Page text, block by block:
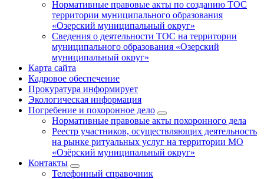
Нормативные правовые акты по созданию ТОС
территории муниципального образования
«Озерский муниципальный округ»
Сведения о деятельности ТОС на территории
муниципального образования «Озерский
муниципальный округ»
Карта сайта
Кадровое обеспечение
Прокуратура информирует
Экологическая информация
Погребение и похоронное дело
Нормативные правовые акты похоронного дела
Реестр участников, осуществляющих деятельность
на рынке ритуальных услуг на территории МО
«Озёрский муниципальный округ»
Контакты
Телефонный справочник